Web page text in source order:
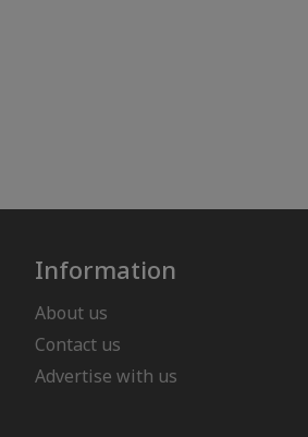
Information
About us
Contact us
Advertise with us